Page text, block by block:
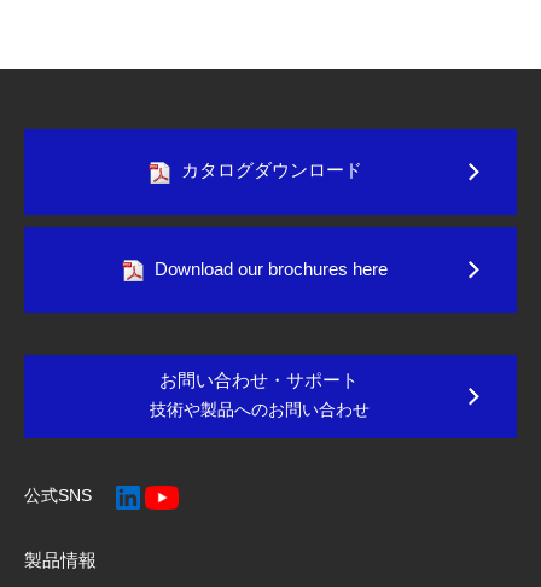
製品情報
カタログダウンロード
Download our brochures here
お問い合わせ・サポート
技術や製品へのお問い合わせ
公式SNS